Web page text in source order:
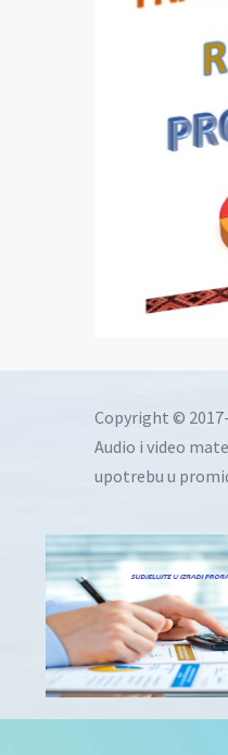
Copyright ©
Audio i video
upotrebu u